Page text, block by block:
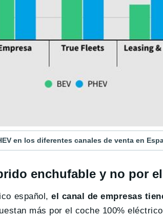
en los diferentes canales de venta en
enchufable y no por
español,el canal de empresas
más por el coche 100%